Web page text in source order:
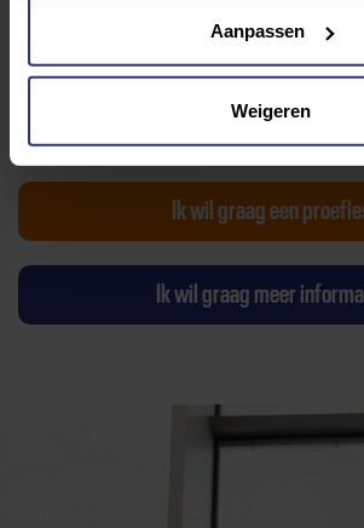
Aanpassen
Weigeren
Wijziging voorstellen voor deze club? Klik
Ik wil graag een
Ik wil graag meer